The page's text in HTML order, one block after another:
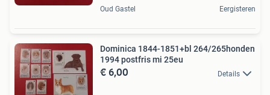
Oud Gastel Eergisteren
Dominica 1844-1851+bl 264/265honden
1994 postfris mi 25eu
€ 6,00 Details